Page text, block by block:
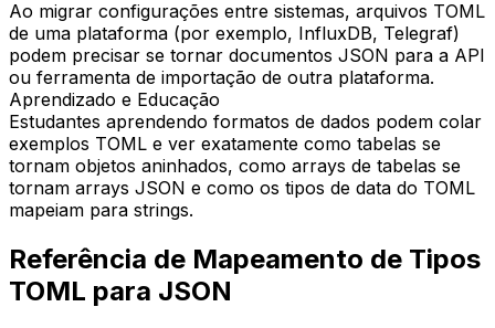
Ao migrar configurações entre sistemas, arquivos TOML
de uma plataforma (por exemplo, InfluxDB, Telegraf)
podem precisar se tornar documentos JSON para a API
ou ferramenta de importação de outra plataforma.
Aprendizado e Educação
Estudantes aprendendo formatos de dados podem colar
exemplos TOML e ver exatamente como tabelas se
tornam objetos aninhados, como arrays de tabelas se
tornam arrays JSON e como os tipos de data do TOML
mapeiam para strings.
Referência de Mapeamento de Tipos
TOML para JSON